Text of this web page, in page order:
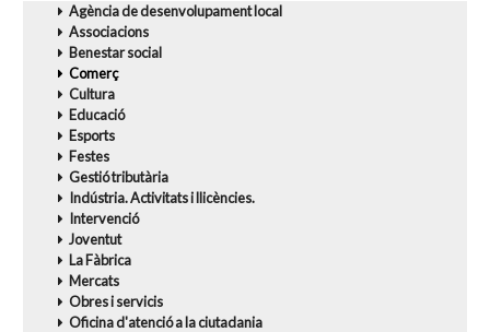
Agència de desenvolupament local
Associacions
Benestar social
Comerç
Cultura
Educació
Esports
Festes
Gestió tributària
Indústria. Activitats i llicències.
Intervenció
Joventut
La Fàbrica
Mercats
Obres i servicis
Oficina d'atenció a la ciutadania